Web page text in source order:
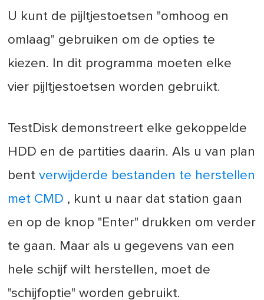
U kunt de pijltjestoetsen "omhoog en
omlaag" gebruiken om de opties te
kiezen. In dit programma moeten elke
vier pijltjestoetsen worden gebruikt.
TestDisk demonstreert elke gekoppelde
HDD en de partities daarin. Als u van plan
bentverwijderde bestanden te herstellen
met CMD , kunt u naar dat station gaan
en op de knop "Enter" drukken om verder
te gaan. Maar als u gegevens van een
hele schijf wilt herstellen, moet de
"schijfoptie" worden gebruikt.